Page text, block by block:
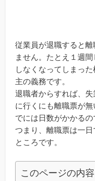
従業員が退職すると
ません。たとえ１週
しなくなってしまっ
主の義務です。
退職者からすれば、
に行くにも離職票が
でには日数がかかるの
つまり、離職票は一日
ところです。
このページの内容